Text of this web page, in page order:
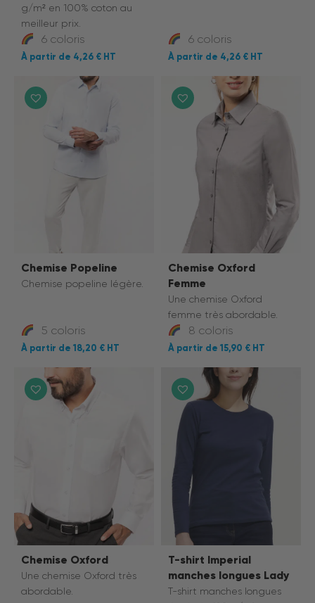
g/m² en 100% coton au
meilleur prix.
6 coloris
4,26 €
6 coloris
4,26 €
Chemise Popeline
Chemise popeline légère.
5 coloris
18,20 €
Chemise Oxford
Femme
Une chemise Oxford
femme très abordable.
8 coloris
15,90 €
Chemise Oxford
Une chemise Oxford très
abordable.
T-shirt Imperial
manches longues Lady
T-shirt manches longues